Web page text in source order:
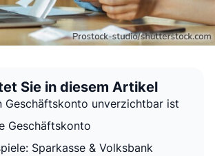
Sie in diesem Artikel
Geschäftskonto unverzichtbar ist
Geschäftskonto
Sparkasse & Volksbank